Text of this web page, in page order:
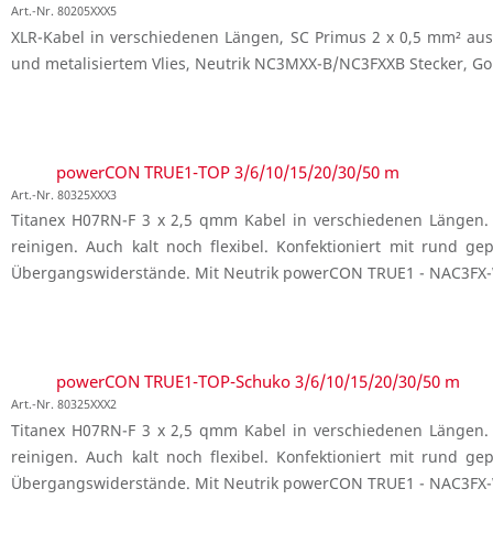
Art.-Nr. 80205XXX5
XLR-Kabel in verschiedenen Längen, SC Primus 2 x 0,5 mm²
und metalisiertem Vlies, Neutrik NC3MXX-B/NC3FXXB Stecker,
powerCON TRUE1-TOP 3/6/10/15/20/30/50 m
Art.-Nr. 80325XXX3
Titanex H07RN-F 3 x 2,5 qmm Kabel in verschiedenen
reinigen. Auch kalt noch flexibel. Konfektioniert mit rund
Übergangswiderstände. Mit Neutrik powerCON TRUE1 -
powerCON TRUE1-TOP-Schuko 3/6/10/15/20/30/50 m
Art.-Nr. 80325XXX2
Titanex H07RN-F 3 x 2,5 qmm Kabel in verschiedenen
reinigen. Auch kalt noch flexibel. Konfektioniert mit rund
Übergangswiderstände. Mit Neutrik powerCON TRUE1 -